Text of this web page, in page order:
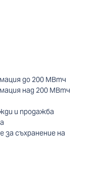
до 200 МВтч
над 200 МВтч
и продажба
съхранение на